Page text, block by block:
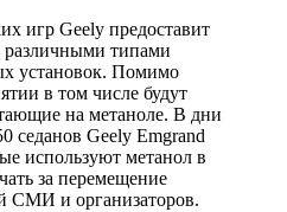
игр Geely предоставит
различными типами
установок. Помимо
в том числе будут
на метаноле. В дни
седанов Geely Emgrand
используют метанол в
за перемещение
СМИ и организаторов.